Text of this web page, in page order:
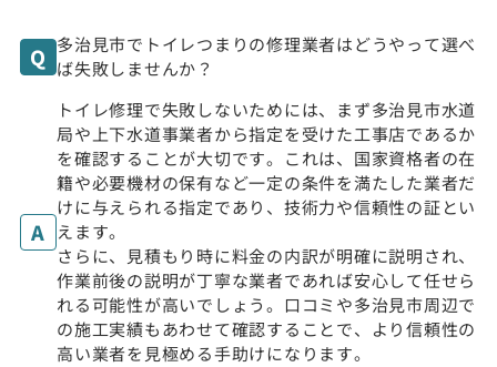
多治見市でトイレつまりの修理業者はどうやって選べ
ば失敗しませんか？
トイレ修理で失敗しないためには、まず多治見市水道
局や上下水道事業者から指定を受けた工事店であるか
を確認することが大切です。これは、国家資格者の在
籍や必要機材の保有など一定の条件を満たした業者だ
けに与えられる指定であり、技術力や信頼性の証とい
えます。
さらに、見積もり時に料金の内訳が明確に説明され、
作業前後の説明が丁寧な業者であれば安心して任せら
れる可能性が高いでしょう。口コミや多治見市周辺で
の施工実績もあわせて確認することで、より信頼性の
高い業者を見極める手助けになります。